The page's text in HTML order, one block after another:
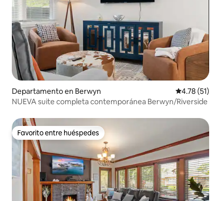
Departamento en Berwyn Calificación
4.78 (51)
NUEVA suite completa contemporánea Berwyn/Riverside
Favorito entre huéspedes
Favorito entre huéspedes